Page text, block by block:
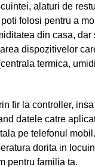
alaturi de
folosi pentru a
din casa, dar
dispozitivelor
termica,
fir la controller,
datele catre
pe telefonul
dorita in
pentru familia ta.